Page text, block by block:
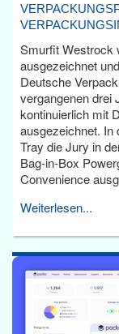
Smurfit Westrock
ausgezeichnet
Deutsche
vergangenen drei
kontinuierlich mit
ausgezeichnet. In
Tray die Jury in
Bag-in-Box
Convenience
Weiterlesen...